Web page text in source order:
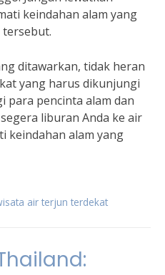
keindahan alam yang
ditawarkan, tidak heran
yang harus dikunjungi
para pencinta alam dan
liburan Anda ke air
keindahan alam yang
air terjun terdekat